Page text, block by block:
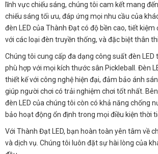
lĩnh vực chiếu sáng, chúng tôi cam kết mang
chiếu sáng tối ưu, đáp ứng mọi nhu cầu của
đèn LED của Thành Đạt có độ bền cao, tiết kiệm
với các loại đèn truyền thống, và đặc biệt thân
Chúng tôi cung cấp đa dạng công suất đèn LED
phù hợp với mọi kích thước sân Pickleball. Đèn
thiết kế với công nghệ hiện đại, đảm bảo ánh
giúp người chơi có trải nghiệm chơi tốt nhất.
đèn LED của chúng tôi còn có khả năng chống
bảo hoạt động ổn định trong mọi điều kiện thời
Với Thành Đạt LED, bạn hoàn toàn yên tâm về
và dịch vụ. Chúng tôi luôn đặt sự hài lòng của